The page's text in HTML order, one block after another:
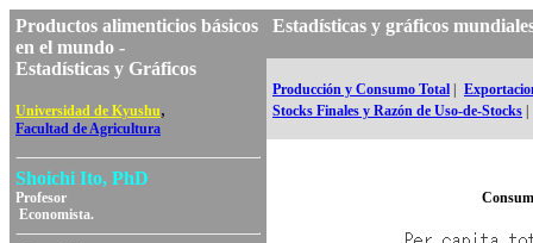
Productos alimenticios básicos
en el mundo -
Estadísticas y Gráficos
Universidad de Kyushu,
Facultad de Agricultura
Shoichi Ito, PhD
Profesor
Economista.
Estadísticas y gráficos
Producción y Consumo Total
Stocks Finales y Razón de Uso-de-Stocks